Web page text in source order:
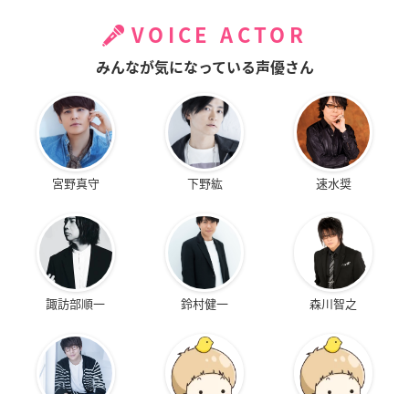
VOICE ACTOR
みんなが気になっている声優さん
宮野真守 下野紘 速水奨
諏訪部順一 鈴村健一 森川智之